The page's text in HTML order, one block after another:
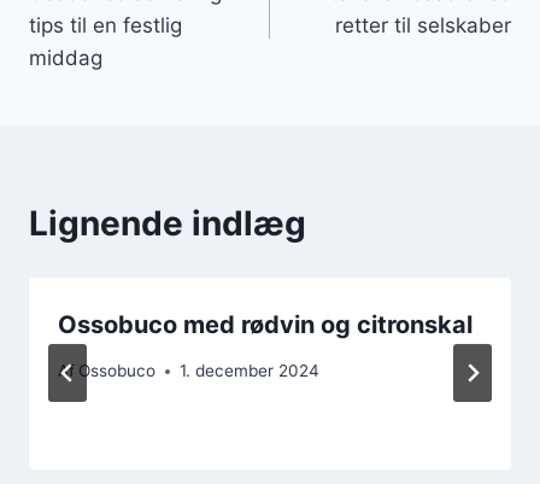
tips til en festlig
middag
retter til selskaber
Lignende indlæg
Ossobuco med rødvin og citronskal
Af Ossobuco 1. december 2024